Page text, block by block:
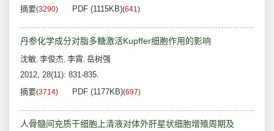
摘要(3290) PDF (1115KB)(641)
丹参化学成分对脂多糖激活Kupffer细胞作用的影响
沈敏, 李俊杰, 李霄, 岳树强
2012, 28(11): 831-835.
摘要(3714) PDF (1177KB)(697)
人骨髓间充质干细胞上清液对体外肝星状细胞增殖周期及